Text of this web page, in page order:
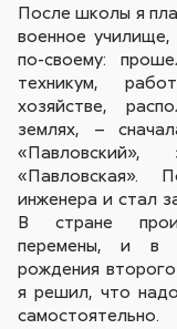
После школы я
военное
по-своему:
техникум,
хозяйстве,
землях, –
«Павловский»,
«Павловская».
инженера и стал
В стране
перемены, и в
рождения
я решил, что